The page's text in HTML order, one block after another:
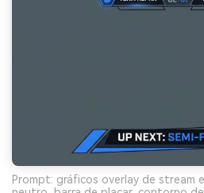
Prompt: gráficos overlay de stream